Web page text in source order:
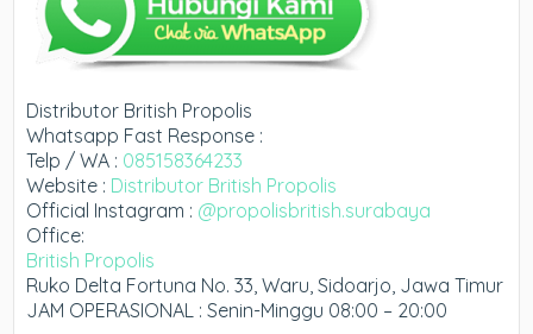
Distributor British Propolis
Whatsapp Fast Response :
Telp / WA : 085158364233
Website : Distributor British Propolis
Official Instagram : @propolisbritish.surabaya
Office:
British Propolis
Ruko Delta Fortuna No. 33, Waru, Sidoarjo, Jawa Timur
JAM OPERASIONAL : Senin-Minggu 08:00 – 20:00